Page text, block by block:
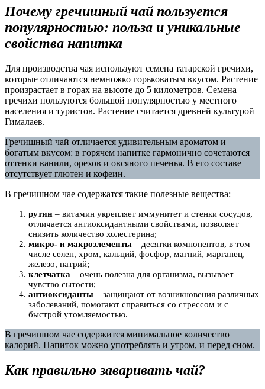
Почему гречишный чай пользуется
популярностью: польза и уникальные
свойства напитка
Для производства чая используют семена татарской гречихи,
которые отличаются немножко горьковатым вкусом. Растение
произрастает в горах на высоте до 5 километров. Семена
гречихи пользуются большой популярностью у местного
населения и туристов. Растение считается древней культурой
Гималаев.
Гречишный чай отличается удивительным ароматом и
богатым вкусом: в горячем напитке гармонично сочетаются
оттенки ванили, орехов и овсяного печенья. В его составе
отсутствует глютен и кофеин.
В гречишном чае содержатся такие полезные вещества:
рутин – витамин укрепляет иммунитет и стенки сосудов,
отличается антиоксидантными свойствами, позволяет
снизить количество холестерина;
микро- и макроэлементы – десятки компонентов, в том
числе селен, хром, кальций, фосфор, магний, марганец,
железо, натрий;
клетчатка – очень полезна для организма, вызывает
чувство сытости;
антиоксиданты – защищают от возникновения различных
заболеваний, помогают справиться со стрессом и с
быстрой утомляемостью.
В гречишном чае содержится минимальное количество
калорий. Напиток можно употреблять и утром, и перед сном.
Как правильно заваривать чай?